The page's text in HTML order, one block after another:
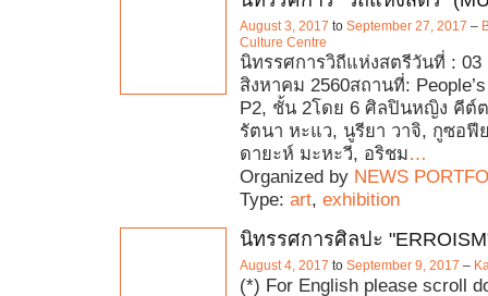
August 3, 2017 to September 27, 2017 –
Culture Centre
นิทรรศการวิถีแห่งสตรีวันที่ : 03
สิงหาคม 2560สถานที่:
P2, ชั้น 2โดย 6 ศิลปินหญิง คีต์
รัตนา หะแว, นูรียา วาจิ, กูซอฟี
ดายะห์ มะหะวี, อริชม…
Organized by NEWS
Type: art, exhibition
นิทรรศการศิลปะ
August 4, 2017 to September 9, 2017 –
(*) For English please scroll